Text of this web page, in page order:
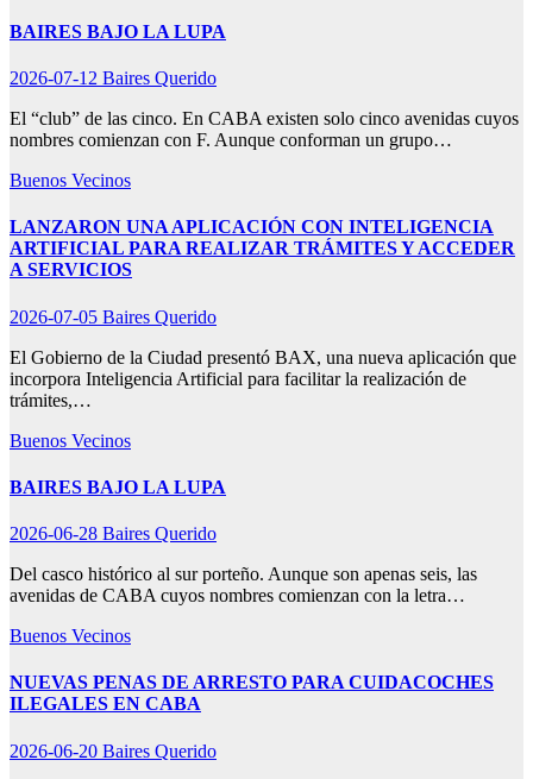
BAIRES BAJO LA LUPA
2026-07-12 Baires Querido
El “club” de las cinco. En CABA existen solo cinco avenidas cuyos
nombres comienzan con F. Aunque conforman un grupo…
Buenos Vecinos
LANZARON UNA APLICACIÓN CON INTELIGENCIA
ARTIFICIAL PARA REALIZAR TRÁMITES Y ACCEDER
A SERVICIOS
2026-07-05 Baires Querido
El Gobierno de la Ciudad presentó BAX, una nueva aplicación que
incorpora Inteligencia Artificial para facilitar la realización de
trámites,…
Buenos Vecinos
BAIRES BAJO LA LUPA
2026-06-28 Baires Querido
Del casco histórico al sur porteño. Aunque son apenas seis, las
avenidas de CABA cuyos nombres comienzan con la letra…
Buenos Vecinos
NUEVAS PENAS DE ARRESTO PARA CUIDACOCHES
ILEGALES EN CABA
2026-06-20 Baires Querido